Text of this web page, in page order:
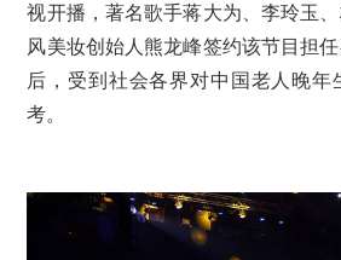
视开播， 著名歌手蒋大为、李玲玉
风美妆创始人熊龙峰签约该节目担
后，受到社会各界对中国老人晚年
考。